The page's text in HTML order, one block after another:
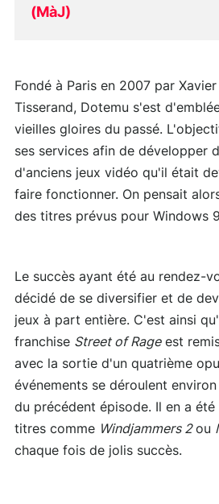
(MàJ)
Fondé à Paris en 2007 par
Tisserand, Dotemu s'est
vieilles gloires du passé.
ses services afin de développer
d'anciens jeux vidéo qu'il était
faire fonctionner. On pensait
des titres prévus pour Windows
Le succès ayant été au rendez-
décidé de se diversifier et de
jeux à part entière. C'est ainsi
franchise Street of Rageest
avec la sortie d'un quatrième
événements se déroulent
du précédent épisode. Il en a
titres comme Windjammers 2ou
chaque fois de jolis succès.